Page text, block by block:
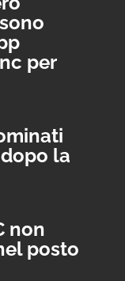
per
la
non
posto